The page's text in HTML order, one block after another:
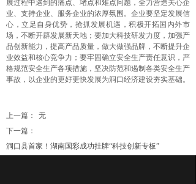
展过程中遇到的痛点、堵点和难点问题，全力营造关心企
业、支持企业、服务企业的浓厚氛围。企业要坚定发展信
心，立足自身优势，抢抓发展机遇，积极开拓国内外市
场，不断开辟发展新天地；要加大科技研发力度，加强产
品创新能力，提高产品质量，做大做强品牌，不断提升企
业效益和核心竞争力；要牢固确立安全生产责任意识，严
格规范安全生产各项措施，坚决防范和遏制各类安全生产
事故，以企业的更好更快发展为洞口经济建设夯实基础。
上一篇：
无
下一篇：
洞口县首家！湖南国彩成功挂牌“科技创新专板”